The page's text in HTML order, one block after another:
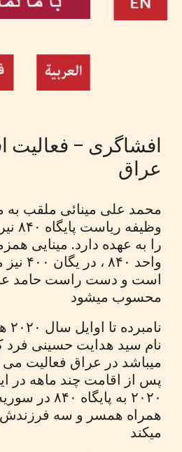
عراق
را به عهده دارد. مینایی
واحد
است و دست راست حامد
محسوب میشود
میباشد در عراق فعالیت
پس از اقامت چند ماهه در
۲۰۲۰ به
همراه همسر و سه فرزندش
میکند